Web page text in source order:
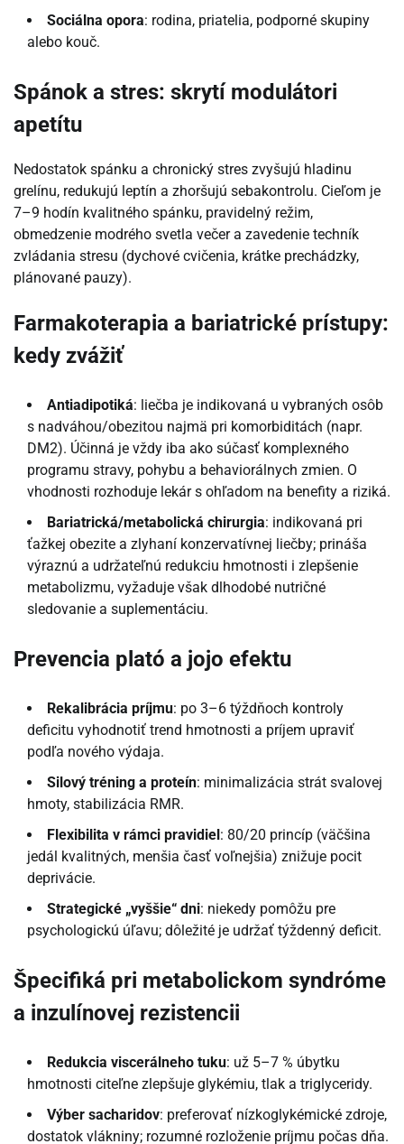
Sociálna opora: rodina, priatelia, podporné skupiny
alebo kouč.
Spánok a stres: skrytí modulátori
apetítu
Nedostatok spánku a chronický stres zvyšujú hladinu
grelínu, redukujú leptín a zhoršujú sebakontrolu. Cieľom je
7–9 hodín kvalitného spánku, pravidelný režim,
obmedzenie modrého svetla večer a zavedenie techník
zvládania stresu (dychové cvičenia, krátke prechádzky,
plánované pauzy).
Farmakoterapia a bariatrické prístupy:
kedy zvážiť
Antiadipotiká: liečba je indikovaná u vybraných osôb
s nadváhou/obezitou najmä pri komorbiditách (napr.
DM2). Účinná je vždy iba ako súčasť komplexného
programu stravy, pohybu a behaviorálnych zmien. O
vhodnosti rozhoduje lekár s ohľadom na benefity a riziká.
Bariatrická/metabolická chirurgia: indikovaná pri
ťažkej obezite a zlyhaní konzervatívnej liečby; prináša
výraznú a udržateľnú redukciu hmotnosti i zlepšenie
metabolizmu, vyžaduje však dlhodobé nutričné
sledovanie a suplementáciu.
Prevencia plató a jojo efektu
Rekalibrácia príjmu: po 3–6 týždňoch kontroly
deficitu vyhodnotiť trend hmotnosti a príjem upraviť
podľa nového výdaja.
Silový tréning a proteín: minimalizácia strát svalovej
hmoty, stabilizácia RMR.
Flexibilita v rámci pravidiel: 80/20 princíp (väčšina
jedál kvalitných, menšia časť voľnejšia) znižuje pocit
deprivácie.
Strategické „vyššie“ dni: niekedy pomôžu pre
psychologickú úľavu; dôležité je udržať týždenný deficit.
Špecifiká pri metabolickom syndróme
a inzulínovej rezistencii
Redukcia viscerálneho tuku: už 5–7 % úbytku
hmotnosti citeľne zlepšuje glykémiu, tlak a triglyceridy.
Výber sacharidov: preferovať nízkoglykémické zdroje,
dostatok vlákniny; rozumné rozloženie príjmu počas dňa.